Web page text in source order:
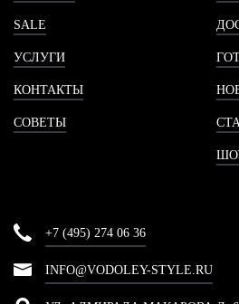
SALE
УСЛУГИ
КОНТАКТЫ
СОВЕТЫ
+7 (495) 274 06 36
INFO@VODOLEY-STYLE.RU